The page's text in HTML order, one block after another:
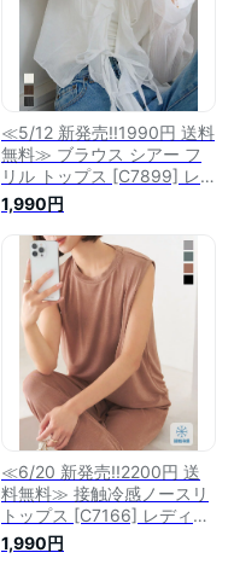
≪5/12 新発売!!1990円 送料
無料≫ ブラウス シアー フ
リル トップス [C7899] レ
ディース 20代 30代 40代
シャツ シアーブラウス シア
ーカーディガン カーディガ
ン ボレロ リボン 春 夏 羽織
冷房対策 透け感 上品 フェ
ミニン ガーリー かわいい
華やか おしゃれ【送料無
料】
1,990円
≪6/20 新発売!!2200円 送
料無料≫ 接触冷感ノースリ
トップス [C7166] レディー
ス 20代 30代 40代 トップ
ス ノースリーブ 接触冷感
1,990円